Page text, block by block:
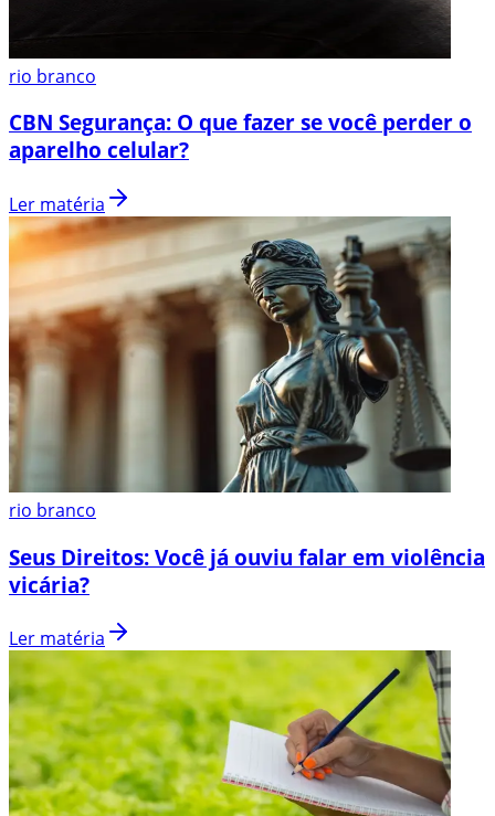
rio branco
CBN Segurança: O que fazer se você perder o
aparelho celular?
Ler matéria
rio branco
Seus Direitos: Você já ouviu falar em violência
vicária?
Ler matéria